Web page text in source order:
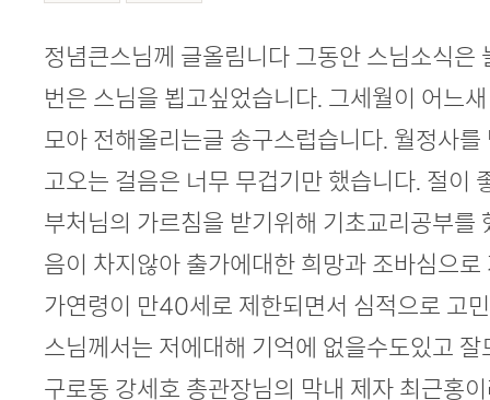
본문
정념큰스님께 글올림니다 그동안 스님소식은
번은 스님을 뵙고싶었습니다. 그세월이 어느
모아 전해올리는글 송구스럽습니다. 월정사
고오는 걸음은 너무 무겁기만 했습니다. 절이
부처님의 가르침을 받기위해 기초교리공부를
음이 차지않아 출가에대한 희망과 조바심으
가연령이 만40세로 제한되면서 심적으로 고
스님께서는 저에대해 기억에 없을수도있고
구로동 강세호 총관장님의 막내 제자 최근홍